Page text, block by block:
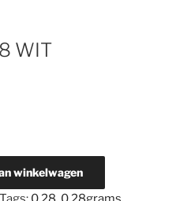
WIT
winkelwagen